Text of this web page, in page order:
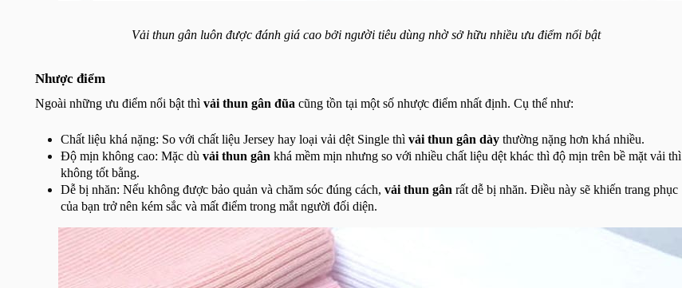
Vải thun gân luôn được đánh giá cao bởi người tiêu dùng nhờ sở hữu nhiều ưu điểm nổi bật
Nhược điểm
Ngoài những ưu điểm nổi bật thì vải thun gân đũa cũng tồn tại một số nhược điểm nhất định. Cụ thể như:
Chất liệu khá nặng: So với chất liệu Jersey hay loại vải dệt Single thì vải thun gân dày thường nặng hơn khá nhiều.
Độ mịn không cao: Mặc dù vải thun gân khá mềm mịn nhưng so với nhiều chất liệu dệt khác thì độ mịn trên bề mặt vải thì
không tốt bằng.
Dễ bị nhăn: Nếu không được bảo quản và chăm sóc đúng cách, vải thun gân rất dễ bị nhăn. Điều này sẽ khiến trang phục
của bạn trở nên kém sắc và mất điểm trong mắt người đối diện.